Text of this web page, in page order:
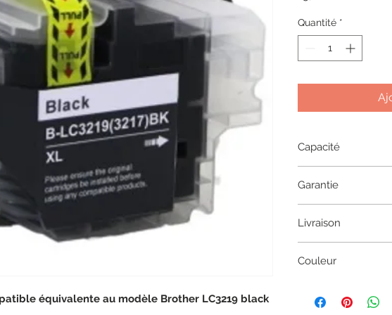
équivalente au modèle Brother LC3219 black
Quantité *
Capacité
Garantie
Livraison
Couleur